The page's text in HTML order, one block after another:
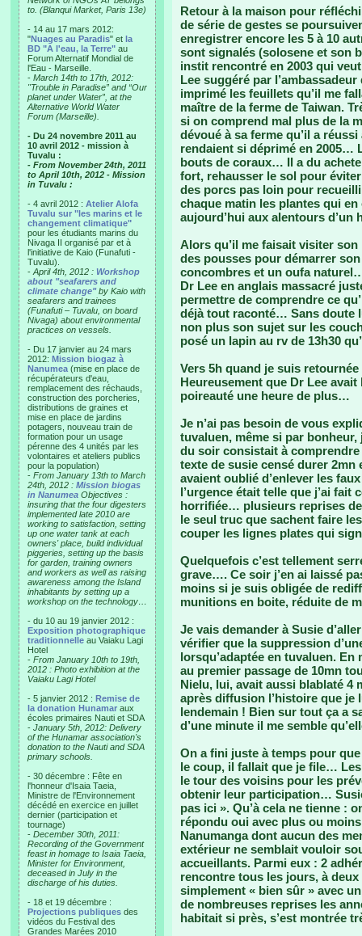
to. (Blanqui Market, Paris 13e)
- 14 au 17 mars 2012:
"Nuages au Paradis" et la
BD "A l'eau, la Terre" au
Forum Alternatif Mondial de
l'Eau - Marseille.
- March 14th to 17th, 2012:
"Trouble in Paradise” and “Our
planet under Water”, at the
Alternative World Water
Forum (Marseille).
- Du 24 novembre 2011 au
10 avril 2012 - mission à
Tuvalu :
- From November 24th, 2011
to April 10th, 2012 - Mission
in Tuvalu :
- 4 avril 2012 : Atelier Alofa
Tuvalu sur "les marins et le
changement climatique"
pour les étudiants marins du
Nivaga II organisé par et à
l'initiative de Kaio (Funafuti -
Tuvalu).
- April 4th, 2012 : Workshop
about "seafarers and
climate change"by Kaio with
seafarers and trainees
(Funafuti – Tuvalu, on board
Nivaga) about environmental
practices on vessels.
- Du 17 janvier au 24 mars
2012: Mission biogaz à
Nanumea (mise en place de
récupérateurs d'eau,
remplacement des réchauds,
construction des porcheries,
distributions de graines et
mise en place de jardins
potagers, nouveau train de
formation pour un usage
pérenne des 4 unités par les
volontaires et ateliers publics
pour la population)
- From January 13th to March
24th, 2012 : Mission biogas
in Nanumea Objectives :
insuring that the four digesters
implemented late 2010 are
working to satisfaction, setting
up one water tank at each
owners' place, build individual
piggeries, setting up the basis
for garden, training owners
and workers as well as raising
awareness among the Island
inhabitants by setting up a
workshop on the technology…
- du 10 au 19 janvier 2012 :
Exposition photographique
traditionnelle au Vaiaku Lagi
Hotel
- From January 10th to 19th,
2012 : Photo exhibition at the
Vaiaku Lagi Hotel
- 5 janvier 2012 : Remise de
la donation Hunamar aux
écoles primaires Nauti et SDA
- January 5th, 2012: Delivery
of the Hunamar association's
donation to the Nauti and SDA
primary schools.
- 30 décembre : Fête en
l'honneur d'Isaia Taeia,
Ministre de l'Environnement
décédé en exercice en juillet
dernier (participation et
tournage)
- December 30th, 2011:
Recording of the Government
feast in homage to Isaia Taeia,
Minister for Environment,
deceased in July in the
discharge of his duties.
- 18 et 19 décembre :
Projections publiques des
vidéos du Festival des
Grandes Marées 2010
Retour à la maison pour
de série de gestes se
enregistrer encore les 5 à 10
sont signalés (solosene et son
instit rencontré en 2003 qui
Lee suggéré par
imprimé les feuillets qu’il me
maître de la ferme de Taiwan.
si on comprend mal plus de la
dévoué à sa ferme qu’il a
rendaient si déprimé en 2005…
bouts de coraux… Il a du
fort, rehausser le sol pour
des porcs pas loin pour
chaque matin les plantes qui
aujourd’hui aux alentours d’un
Alors qu’il me faisait visiter
des pousses pour démarrer
concombres et un oufa
Dr Lee en anglais massacré
permettre de comprendre ce
déjà tout raconté… Sans doute
non plus son sujet sur les
posé un lapin au rv de 13h30
Vers 5h quand je suis
Heureusement que Dr Lee
poireauté une heure de plus…
Je n’ai pas besoin de vous
tuvaluen, même si par bonheur,
du soir consistait à
texte de susie censé durer
avaient oublié d’enlever les
l’urgence était telle que j’ai fait
horrifiée… plusieurs reprises
le seul truc que sachent faire
couper les lignes plates qui
Quelquefois c’est tellement
grave…. Ce soir j’en ai laissé
moins si je suis obligée de
munitions en boite, réduite de
Je vais demander à Susie
vérifier que la suppression
lorsqu’adaptée en tuvaluen. En
au premier passage de 10mn
Nielu, lui, avait aussi blablaté 4
après diffusion l’histoire que je
lendemain ! Bien sur tout ça a
d’une minute il me semble
On a fini juste à temps pour
le coup, il fallait que je file…
le tour des voisins pour les
obtenir leur participation…
pas ici ». Qu’à cela ne tienne :
répondu oui avec plus ou
Nanumanga dont aucun des
extérieur ne semblait vouloir
accueillants. Parmi eux : 2
rencontre tous les jours, à
simplement « bien sûr » avec
de nombreuses reprises les
habitait si près, s’est montrée